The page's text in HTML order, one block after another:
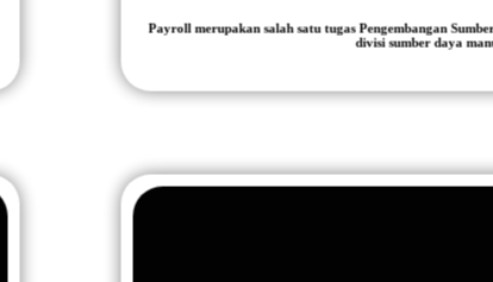
Payroll merupakan salah satu tugas Pengembangan
divisi sumber daya